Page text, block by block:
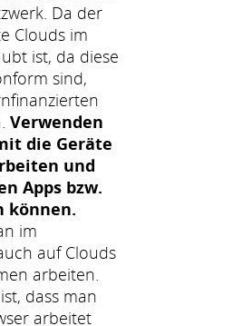
Da der
Clouds im
ist, da diese
sind,
Verwenden
die Geräte
und
Apps bzw.
können.
im
auf Clouds
arbeiten.
dass man
arbeitet